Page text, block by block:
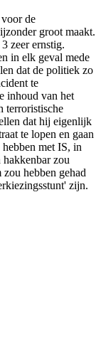
de
groot maakt.
zeer ernstig.
in elk geval mede
dat de politiek zo
te
inhoud van het
terroristische
dat hij eigenlijk
te lopen en gaan
met IS, in
hakkenbar zou
hebben gehad
zijn.